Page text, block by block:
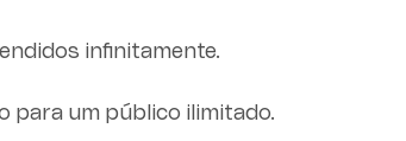
infinitamente.
para um público ilimitado.